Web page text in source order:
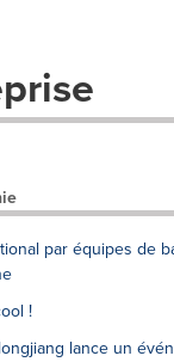
par équipes de
!
lance un